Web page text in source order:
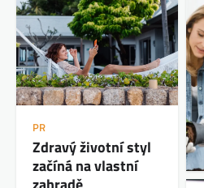
PR
Zdravý životní styl
začíná na vlastní